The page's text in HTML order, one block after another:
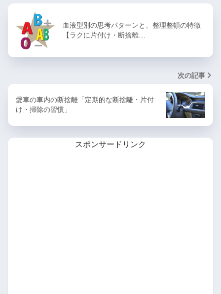
血液型別の思考パターンと、整理整頓の特徴
【ラクに片付け・断捨離…
次の記事
愛車の車内の断捨離「定期的な断捨離・片付
け・掃除の習慣」
スポンサードリンク